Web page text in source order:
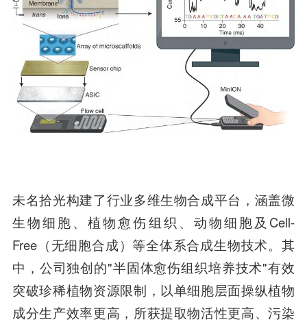
未名拾光构建了行业多维生物合成平台，涵盖微
生物细胞、植物愈伤组织、动物细胞及Cell-
Free（无细胞合成）等全体系合成生物技术。其
中，公司独创的"半固体愈伤组织培养技术"有效
突破珍稀植物资源限制，以单细胞层面操纵植物
成分生产效率更高，所获提取物活性更高、污染